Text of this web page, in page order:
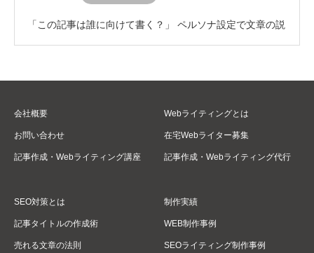
「この記事は誰に向けて書く？」 ペルソナ設定で文章の説
会社概要
お問い合わせ
記事作成・Webライティング講座
Webライティングとは
在宅Webライター募集
記事作成・Webライティング代行
SEO対策とは
記事タイトルの作成術
売れる文章の法則
制作実績
WEB制作事例
SEOライティング制作事例